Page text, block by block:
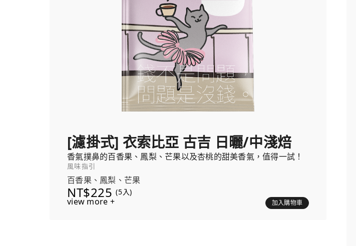
[濾掛式] 衣索比亞 古吉 日曬/中淺焙
香氣撲鼻的百香果、鳳梨、芒果以及杏桃的甜美香氣，值得一試！
風味指引
百香果、鳳梨、芒果
NT$225 (5入)
view more + 加入購物車